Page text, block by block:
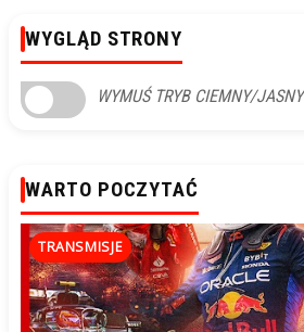
WYGLĄD STRONY
WYMUŚ TRYB CIEMNY/JASNY
WARTO POCZYTAĆ
TRANSMISJE